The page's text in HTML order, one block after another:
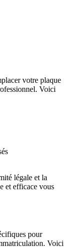
votre plaque
Voici
légale et la
et efficace vous
pour
Voici